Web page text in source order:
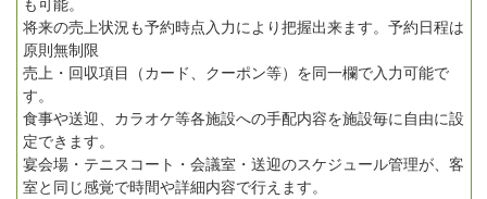
も可能。
将来の売上状況も予約時点入力により把握出来ます。予約日程は
原則無制限
売上・回収項目（カード、クーポン等）を同一欄で入力可能で
す。
食事や送迎、カラオケ等各施設への手配内容を施設毎に自由に設
定できます。
宴会場・テニスコート・会議室・送迎のスケジュール管理が、客
室と同じ感覚で時間や詳細内容で行えます。